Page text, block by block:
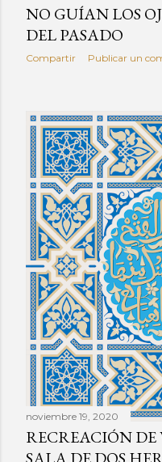
NO GUÍAN LOS
DEL PASADO
Compartir Publicar un
noviembre 19, 2020
RECREACIÓN DE